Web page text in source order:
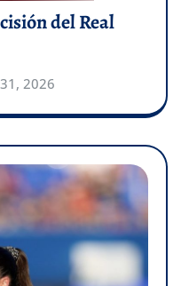
del Real
2026